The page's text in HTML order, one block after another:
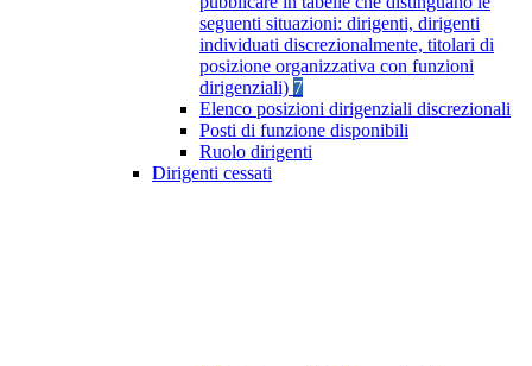
seguenti situazioni: dirigenti, dirigenti
individuati discrezionalmente, titolari di
posizione organizzativa con funzioni
dirigenziali) 7
Elenco posizioni dirigenziali discrezionali
Posti di funzione disponibili
Ruolo dirigenti
Dirigenti cessati